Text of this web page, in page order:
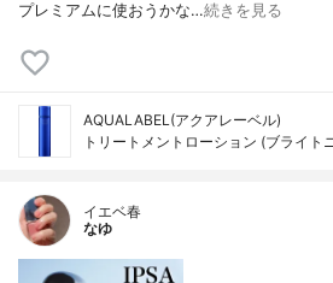
プレミアムに使おうかな…続きを見る
AQUALABEL(アクアレーベル)
トリートメントローション (ブライト
イエベ春
なゆ